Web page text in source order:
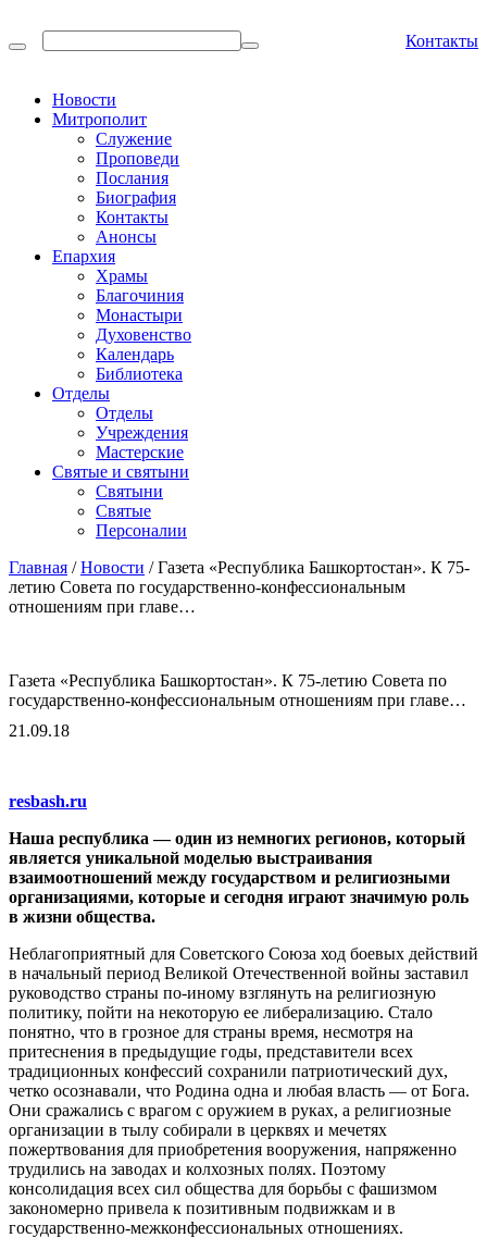
Контакты
Новости
Митрополит
Служение
Проповеди
Послания
Биография
Контакты
Анонсы
Епархия
Храмы
Благочиния
Монастыри
Духовенство
Календарь
Библиотека
Отделы
Отделы
Учреждения
Мастерские
Святые и святыни
Cвятыни
Cвятые
Персоналии
Главная /Новости /Газета «Республика Башкортостан». К 75-
летию Совета по государственно-конфессиональным
отношениям при главе…
Газета «Республика Башкортостан». К 75-летию Совета по
государственно-конфессиональным отношениям при главе…
21.09.18
resbash.ru
Наша республика — один из немногих регионов, который
является уникальной моделью выстраивания
взаимоотношений между государством и религиозными
организациями, которые и сегодня играют значимую роль
в жизни общества.
Неблагоприятный для Советского Союза ход боевых действий
в начальный период Великой Отечественной войны заставил
руководство страны по-иному взглянуть на религиозную
политику, пойти на некоторую ее либерализацию. Стало
понятно, что в грозное для страны время, несмотря на
притеснения в предыдущие годы, представители всех
традиционных конфессий сохранили патриотический дух,
четко осознавали, что Родина одна и любая власть — от Бога.
Они сражались с врагом с оружием в руках, а религиозные
организации в тылу собирали в церквях и мечетях
пожертвования для приобретения вооружения, напряженно
трудились на заводах и колхозных полях. Поэтому
консолидация всех сил общества для борьбы с фашизмом
закономерно привела к позитивным подвижкам и в
государственно-межконфессиональных отношениях.